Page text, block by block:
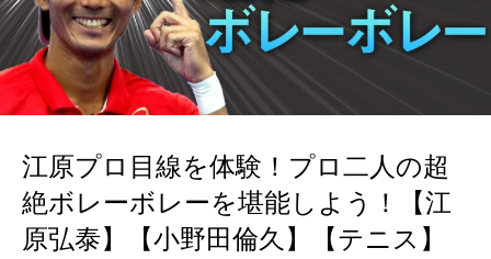
江原プロ目線を体験！プロ二人の超
絶ボレーボレーを堪能しよう！【江
原弘泰】【小野田倫久】【テニス】